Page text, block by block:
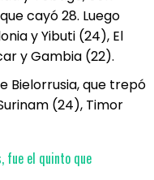
cayó 28. Luego
y Yibuti (24), El
y Gambia (22).
Bielorrusia, que trepó
(24), Timor
fue el quinto que